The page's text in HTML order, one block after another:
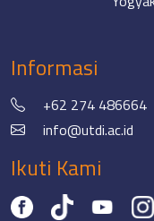
Informasi
+62 274 486664
info@utdi.ac.id
Ikuti Kami